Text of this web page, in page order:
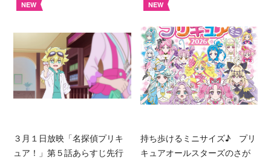
NEW
３月１日放映「名探偵プリキ
ュア！」第５話あらすじ先行
NEW
持ち歩けるミニサイズ♪ プリ
キュアオールスターズのさが